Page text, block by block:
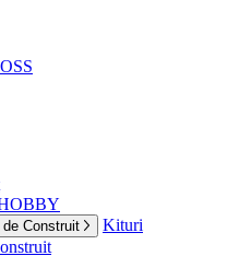
Construit
Kituri